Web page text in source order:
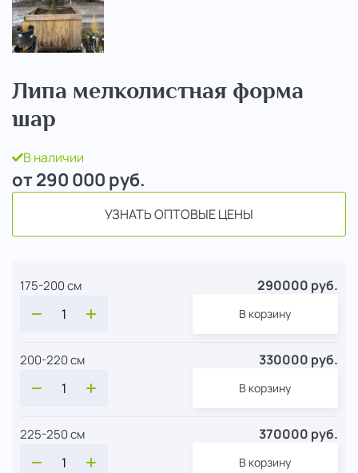
Липа мелколистная форма
шар
В наличии
от 290 000 руб.
УЗНАТЬ ОПТОВЫЕ ЦЕНЫ
175-200 см 290000 руб.
В корзину
200-220 см 330000 руб.
В корзину
225-250 см 370000 руб.
В корзину